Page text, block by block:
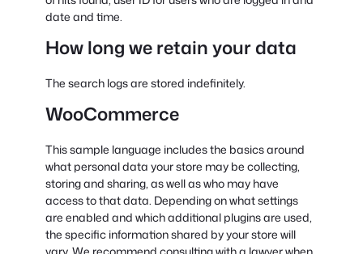
date and time.
How long we retain your data
The search logs are stored indefinitely.
WooCommerce
This sample language includes the basics around
what personal data your store may be collecting,
storing and sharing, as well as who may have
access to that data. Depending on what settings
are enabled and which additional plugins are used,
the specific information shared by your store will